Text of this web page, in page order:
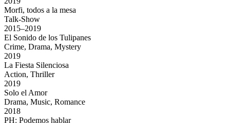
Morfi, todos a la mesa
Talk-Show
2015–2019
El Sonido de los Tulipanes
Crime, Drama, Mystery
2019
La Fiesta Silenciosa
Action, Thriller
2019
Solo el Amor
Drama, Music, Romance
2018
PH: Podemos hablar